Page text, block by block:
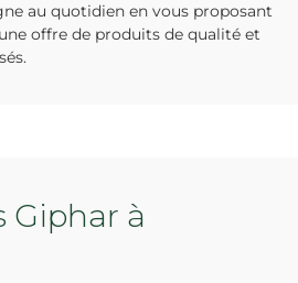
au quotidien en vous proposant
offre de produits de qualité et
Giphar à